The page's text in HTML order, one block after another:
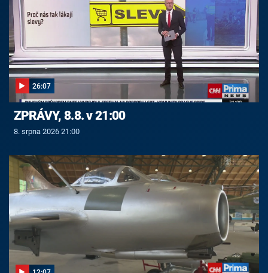
26:07
ZPRÁVY, 8.8. v 21:00
8. srpna 2026 21:00